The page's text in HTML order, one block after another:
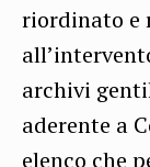
riordinato e
archivi
aderente a
elenco che